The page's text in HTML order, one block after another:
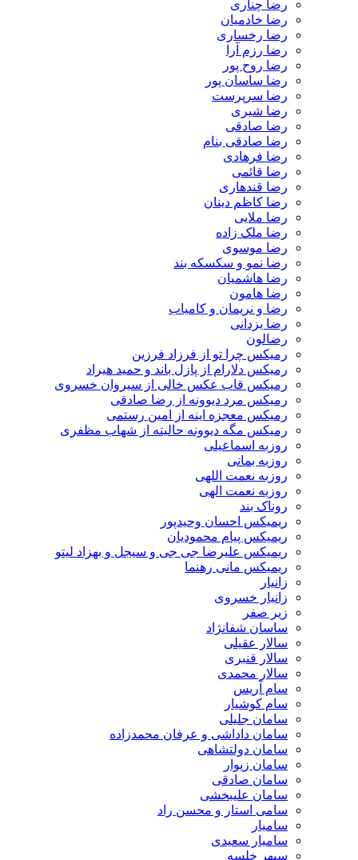
رضا چناری
رضا خادمیان
رضا رخساری
رضا رزم آرا
رضا روح پور
رضا ساسان پور
رضا سرپرست
رضا شیری
رضا صادقی
رضا صادقی بنام
رضا فرهادی
رضا قائمی
رضا قندهاری
رضا کاظم دینان
رضا ملایی
رضا ملک زاده
رضا موسوی
رضا نمو و سکسکه بند
رضا هاشمیان
رضا هامون
رضا و نریمان و کامیاب
رضا یزدانی
رضالون
رمیکس چرا تو از فرزاد فرزین
رمیکس دلارام از پازل باند و حمید هیراد
رمیکس قاب عکس خالی از سیروان خسروی
رمیکس مرد دیوونه از رضا صادقی
رمیکس معجزه اینه از امین رستمی
رمیکس مگه دیوونه حالیته از شهاب مظفری
روزبه اسماعیلی
روزبه بمانی
روزبه نعمت اللهی
روزبه نعمت الهی
روناک بند
ریمیکس احسان وحیدپور
ریمیکس پیام محمودیان
ریمیکس علیرضا جی جی و سیجل و بهزاد لیتو
ریمیکس مانی رهنما
زانیار
زانیار خسروی
زیر صفر
ساسان شفانژاد
سالار عقیلی
سالار قنبری
سالار محمدی
سام آریس
سام کوشیار
سامان جلیلی
سامان داداشی و عرفان محمدزاده
سامان دولتشاهی
سامان زیوار
سامان صادقی
سامان علیبخشی
سامی استار و محسن راد
سامیار
سامیار سعیدی
سپهر خلسه